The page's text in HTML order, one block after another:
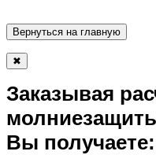
Вернуться на главную
✖
Заказывая
Вы получаете: